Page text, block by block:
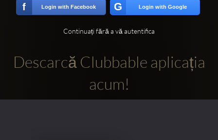
f Login with Facebook G Login with Google
Continuați fără a vă autentifica
Descarcă Clubbable aplicația
acum!